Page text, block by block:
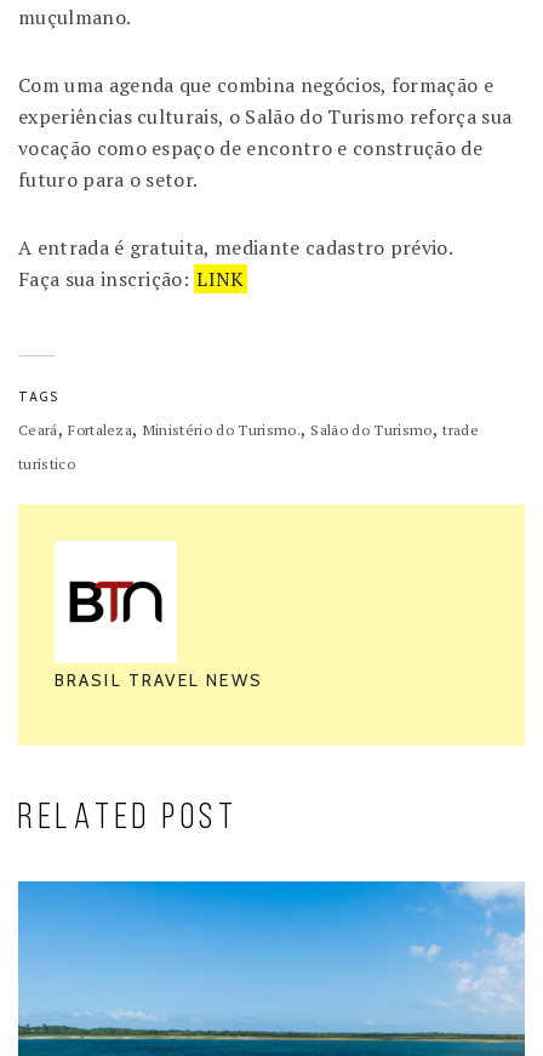
muçulmano.
Com uma agenda que combina negócios, formação e
experiências culturais, o Salão do Turismo reforça sua
vocação como espaço de encontro e construção de
futuro para o setor.
A entrada é gratuita, mediante cadastro prévio.
Faça sua inscrição: LINK
TAGS
Ceará,Fortaleza, Ministério do Turismo., Salão do Turismo,trade
turístico
BRASIL TRAVEL NEWS
RELATED POST